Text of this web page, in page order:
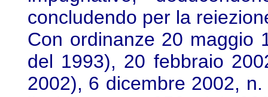
concludendo per la
Con ordinanze 20 maggio
del 1993), 20 febbraio
2002), 6 dicembre 2002,